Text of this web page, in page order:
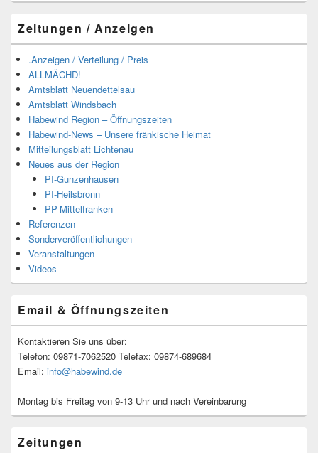
Zeitungen / Anzeigen
.Anzeigen / Verteilung / Preis
ALLMÄCHD!
Amtsblatt Neuendettelsau
Amtsblatt Windsbach
Habewind Region – Öffnungszeiten
Habewind-News – Unsere fränkische Heimat
Mitteilungsblatt Lichtenau
Neues aus der Region
PI-Gunzenhausen
PI-Heilsbronn
PP-Mittelfranken
Referenzen
Sonderveröffentlichungen
Veranstaltungen
Videos
Email & Öffnungszeiten
Kontaktieren Sie uns über:
Telefon: 09871-7062520 Telefax: 09874-689684
Email: info@habewind.de
Montag bis Freitag von 9-13 Uhr und nach Vereinbarung
Zeitungen